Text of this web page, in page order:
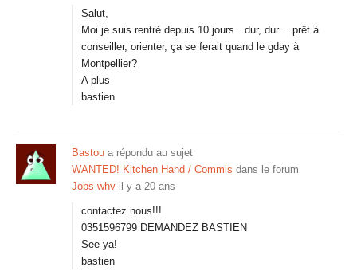
Salut,
Moi je suis rentré depuis 10 jours…dur, dur….prêt à
conseiller, orienter, ça se ferait quand le gday à
Montpellier?
A plus
bastien
Bastou a répondu au sujet
WANTED! Kitchen Hand / Commis dans le forum
Jobs whv il y a 20 ans
contactez nous!!!
0351596799 DEMANDEZ BASTIEN
See ya!
bastien